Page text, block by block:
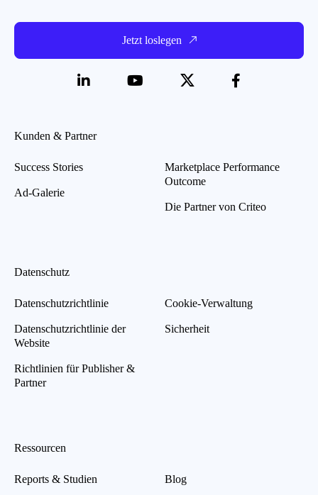
Jetzt loslegen
Kunden & Partner
Success Stories
Ad-Galerie
Marketplace Performance
Outcome
Die Partner von Criteo
Datenschutz
Datenschutzrichtlinie
Datenschutzrichtlinie der
Website
Richtlinien für Publisher &
Partner
Cookie-Verwaltung
Sicherheit
Ressourcen
Reports & Studien Blog